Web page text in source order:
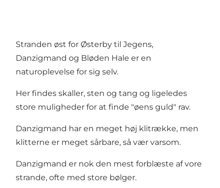
Stranden øst for Østerby til Jegens,
Danzigmand og Bløden Hale er en
naturoplevelse for sig selv.
Her findes skaller, sten og tang og ligeledes
store muligheder for at finde "øens guld" rav.
Danzigmand har en meget høj klitrække, men
klitterne er meget sårbare, så vær varsom.
Danzigmand er nok den mest forblæste af vore
strande, ofte med store bølger.